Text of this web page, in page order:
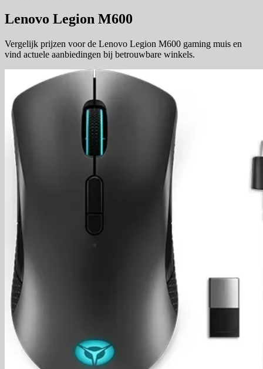
Lenovo Legion M600
Vergelijk prijzen voor de Lenovo Legion M600 gaming muis en
vind actuele aanbiedingen bij betrouwbare winkels.